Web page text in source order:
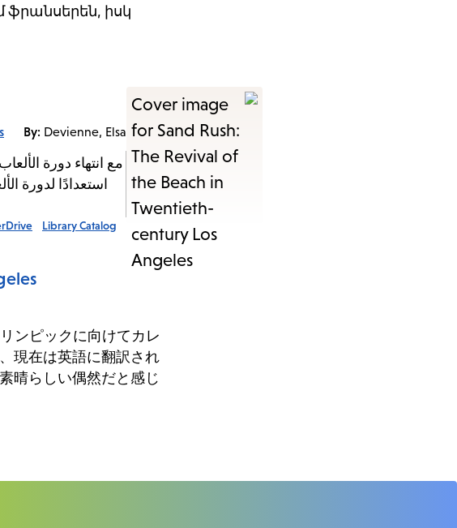
ֆրանսերեն, իսկ
By: Devienne, Elsa
Library Catalog
ンピックに向けてカレ
現在は英語に翻訳され
晴らしい偶然だと感じ